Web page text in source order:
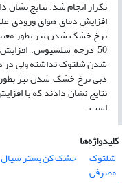
تکرار انجام شد. نتایج
افزایش دمای هوای ورودی
50 درجه سلسیوس،
دبی نرخ خشک شدن نیز
نتایج نشان دادند که با
است.
کلیدواژه‌ها
شلتوک
خشک کن بستر سیال
مصرفی